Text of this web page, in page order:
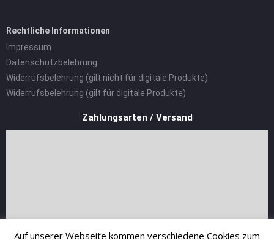
Rechtliche Informationen
Impressum
Datenschutzbelehrung
Widerrufsbelehrung (gilt nicht für digitale Produkte)
Widerrufsbelehrung (gilt für digitale Produkte)
Zahlungsarten / Versand
Auf unserer Webseite kommen verschiedene Cookies zum